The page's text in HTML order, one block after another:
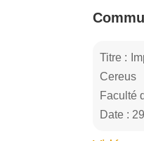
Titre :
Cereus
Faculté
Date :